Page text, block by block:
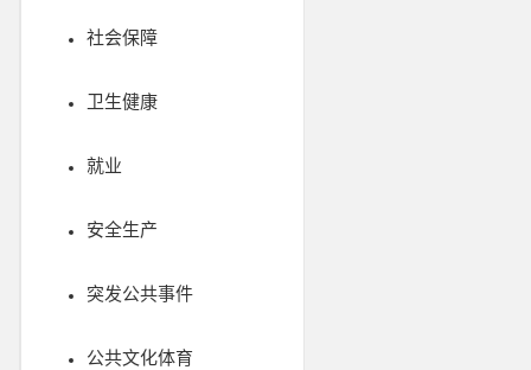
社会保障
卫生健康
就业
安全生产
突发公共事件
公共文化体育